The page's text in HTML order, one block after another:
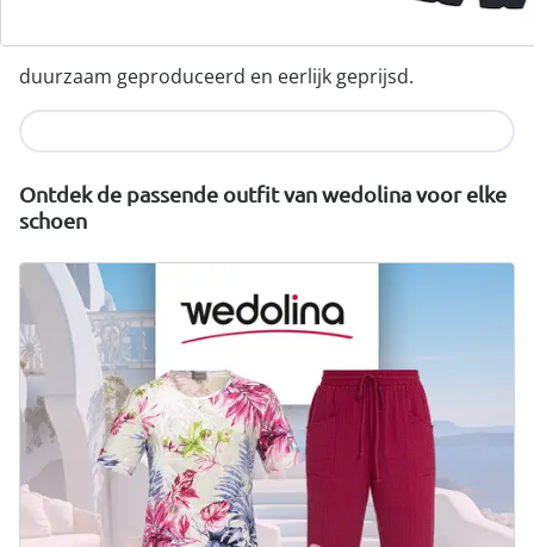
wonderwalk combineert comfort, stijl en kwaliteit -
duurzaam geproduceerd en eerlijk geprijsd.
Ontdek de passende outfit van wedolina voor elke
schoen